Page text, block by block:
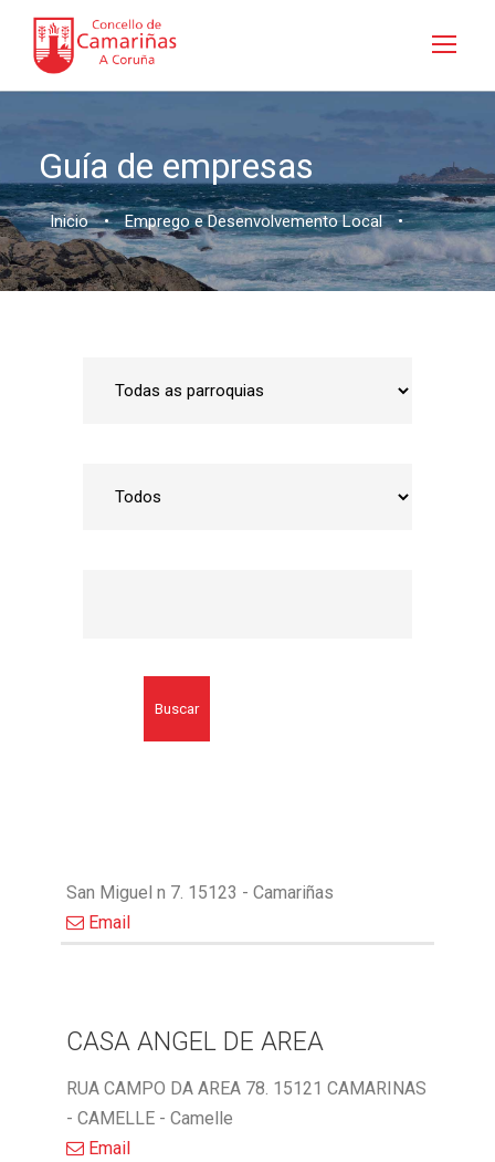
Guía de empresas
Inicio • Emprego e Desenvolvemento Local •
Buscar
San Miguel n 7. 15123 - Camariñas
Email
CASA ANGEL DE AREA
RUA CAMPO DA AREA 78. 15121 CAMARINAS
- CAMELLE - Camelle
Email